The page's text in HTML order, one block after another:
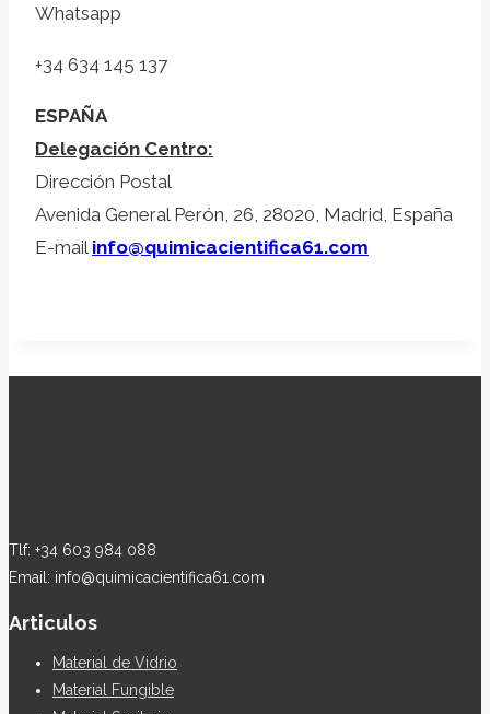
Whatsapp
+34 634 145 137
ESPAÑA
Delegación Centro:
Dirección Postal
Avenida General Perón, 26, 28020, Madrid, España
E-mail info@quimicacientifica61.com
Tlf: +34 603 984 088
Email: info@quimicacientifica61.com
Articulos
Material de Vidrio
Material Fungible